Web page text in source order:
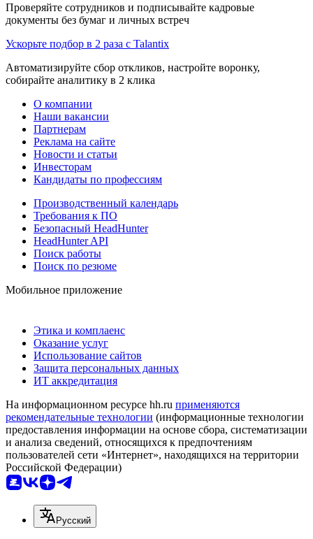
Проверяйте сотрудников и подписывайте кадровые
документы без бумаг и личных встреч
Ускорьте подбор в 2 раза с Talantix
Автоматизируйте сбор откликов, настройте воронку,
собирайте аналитику в 2 клика
О компании
Наши вакансии
Партнерам
Реклама на сайте
Новости и статьи
Инвесторам
Кандидаты по профессиям
Производственный календарь
Требования к ПО
Безопасный HeadHunter
HeadHunter API
Поиск работы
Поиск по резюме
Мобильное приложение
Этика и комплаенс
Оказание услуг
Использование сайтов
Защита персональных данных
ИТ аккредитация
На информационном ресурсе hh.ru применяются
рекомендательные технологии (информационные технологии
предоставления информации на основе сбора, систематизации
и анализа сведений, относящихся к предпочтениям
пользователей сети «Интернет», находящихся на территории
Российской Федерации)
Русский